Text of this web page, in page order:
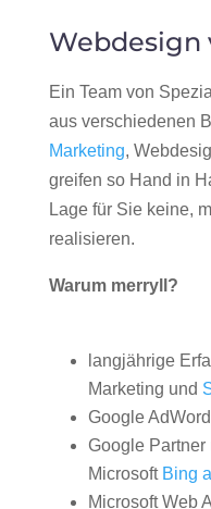
Webdesign
Ein Team von
aus verschiedenen
Marketing,
greifen so Hand in
Lage für Sie keine,
realisieren.
Warum merryll?
langjährige
Marketing und
Google
Google Partner
Microsoft Bing
Microsoft Web